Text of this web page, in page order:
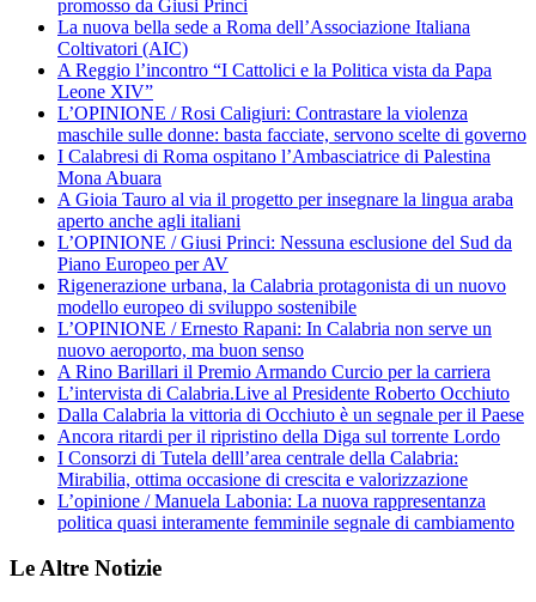
promosso da Giusi Princi
La nuova bella sede a Roma dell’Associazione Italiana
Coltivatori (AIC)
A Reggio l’incontro “I Cattolici e la Politica vista da Papa
Leone XIV”
L’OPINIONE / Rosi Caligiuri: Contrastare la violenza
maschile sulle donne: basta facciate, servono scelte di governo
I Calabresi di Roma ospitano l’Ambasciatrice di Palestina
Mona Abuara
A Gioia Tauro al via il progetto per insegnare la lingua araba
aperto anche agli italiani
L’OPINIONE / Giusi Princi: Nessuna esclusione del Sud da
Piano Europeo per AV
Rigenerazione urbana, la Calabria protagonista di un nuovo
modello europeo di sviluppo sostenibile
L’OPINIONE / Ernesto Rapani: In Calabria non serve un
nuovo aeroporto, ma buon senso
A Rino Barillari il Premio Armando Curcio per la carriera
L’intervista di Calabria.Live al Presidente Roberto Occhiuto
Dalla Calabria la vittoria di Occhiuto è un segnale per il Paese
Ancora ritardi per il ripristino della Diga sul torrente Lordo
I Consorzi di Tutela delll’area centrale della Calabria:
Mirabilia, ottima occasione di crescita e valorizzazione
L’opinione / Manuela Labonia: La nuova rappresentanza
politica quasi interamente femminile segnale di cambiamento
Le Altre Notizie